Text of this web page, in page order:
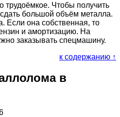
трудоёмкое. Чтобы получить
большой объём металла.
Если она собственная, то
и амортизацию. На
заказывать спецмашину.
к содержанию ↑
в